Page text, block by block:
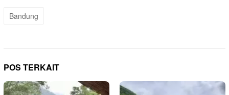
Bandung
POS TERKAIT